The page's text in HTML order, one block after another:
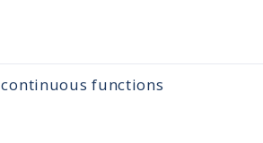
functions